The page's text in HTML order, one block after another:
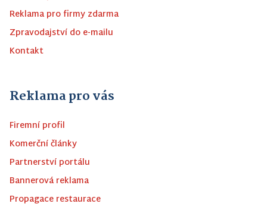
Reklama pro firmy zdarma
Zpravodajství do e-mailu
Kontakt
Reklama pro vás
Firemní profil
Komerční články
Partnerství portálu
Bannerová reklama
Propagace restaurace